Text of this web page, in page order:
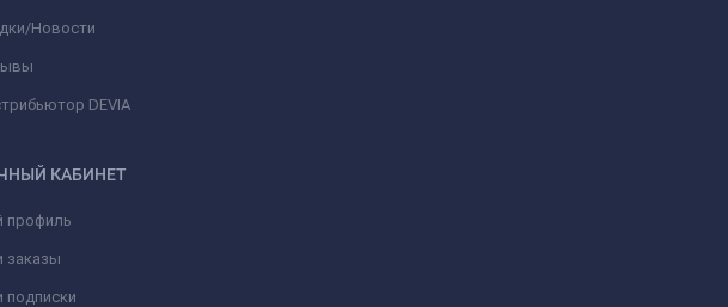
Новости
DEVIA
КАБИНЕТ
профиль
заказы
подписки